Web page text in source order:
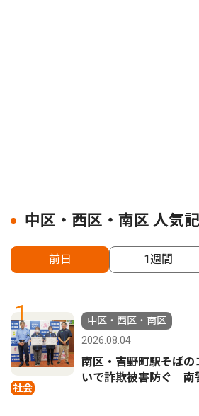
中区・西区・南区 人気
前日 1週間
1
社会
中区・西区・南区
2026.08.04
南区・吉野町駅そば
いで詐欺被害防ぐ 南